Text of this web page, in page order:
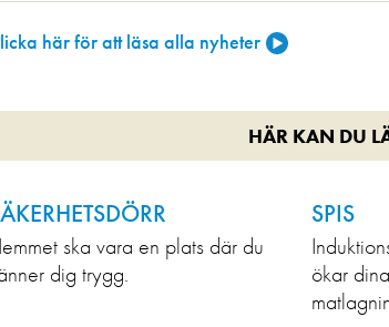
här för att läsa alla nyheter
HÄR KAN DU
ska vara en plats där du
dig trygg.
SPIS
ökar